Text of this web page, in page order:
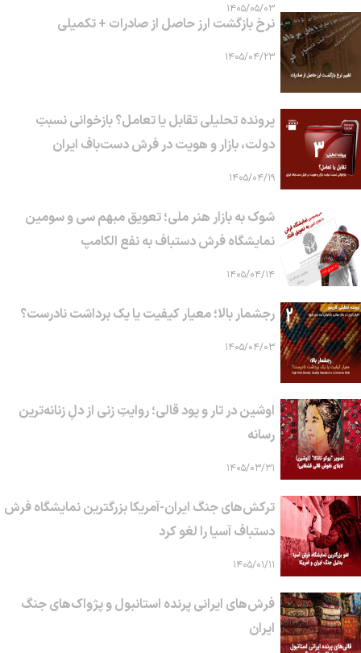
۱۴۰۵/۰۵/۰۳
نرخ بازگشت ارز حاصل از صادرات + تکمیلی
۱۴۰۵/۰۴/۲۳
پرونده تحلیلی تقابل یا تعامل؟ بازخوانی نسبتِ
دولت، بازار و هویت در فرش دست‌باف ایران
۱۴۰۵/۰۴/۱۹
شوک به بازار هنر ملی؛ تعویق مبهم سی و سومین
نمایشگاه فرش دستباف به نفع الکامپ
۱۴۰۵/۰۴/۱۴
رجشمار بالا؛ معیار کیفیت یا یک برداشت نادرست؟
۱۴۰۵/۰۴/۰۳
اوشین در تار و پود قالی؛ روایتِ زنی از دلِ زنانه‌ترین
رسانه
۱۴۰۵/۰۳/۳۱
ترکش‌های جنگ ایران-آمریکا بزرگترین نمایشگاه فرش
دستباف آسیا را لغو کرد
۱۴۰۵/۰۱/۱۱
فرش‌های ایرانی پرنده استانبول و پژواک‌های جنگ
ایران